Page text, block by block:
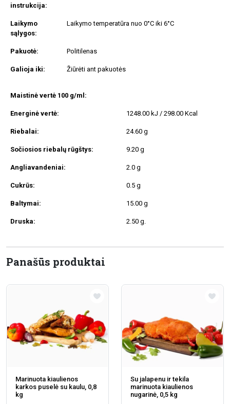
instrukcija:
Laikymo
sąlygos:
Laikymo temperatūra nuo 0°C iki 6°C
Pakuotė: Politilenas
Galioja iki: Žiūrėti ant pakuotės
Maistinė vertė 100 g/ml:
Energinė vertė: 1248.00 kJ / 298.00 Kcal
Riebalai: 24.60 g
Sočiosios riebalų rūgštys: 9.20 g
Angliavandeniai: 2.0 g
Cukrūs: 0.5 g
Baltymai: 15.00 g
Druska: 2.50 g.
Panašūs produktai
Marinuota kiaulienos
karkos puselė su kaulu, 0,8
kg
Su jalapenu ir tekila
marinuota kiaulienos
nugarinė, 0,5 kg